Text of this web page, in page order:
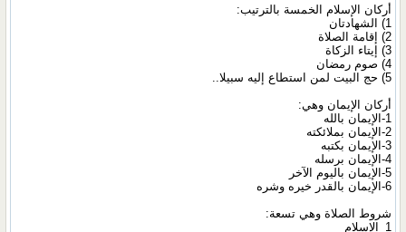
أركان الإسلام الخمسة بالترتيب:
1) الشهادتان
2) إقامة الصلاة
3) إيتاء الزكاة
4) صوم رمضان
5) حج البيت لمن استطاع إليه سبيلا..
أركان الإيمان وهي:
1-الإيمان بالله
2-الإيمان بملائكته
3-الإيمان بكتبه
4-الإيمان برسله
5-الإيمان باليوم الآخر
6-الإيمان بالقدر خيره وشره
شروط الصلاة وهي تسعة:
1_الإسلام